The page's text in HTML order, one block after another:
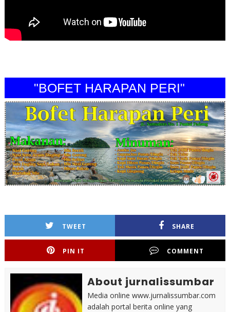
"BOFET HARAPAN PERI"
TWEET SHARE
PIN IT COMMENT
About jurnalissumbar
Media online www.jurnalissumbar.com
adalah portal berita online yang